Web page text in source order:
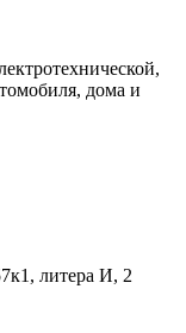
дома и
литера И, 2